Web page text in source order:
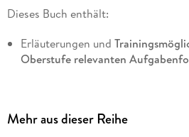
Dieses Buch enthält:
Erläuterungen und
Oberstufe relevanten
Sachtexten
, und zum
informierenden Textes
Mehr aus dieser Reihe